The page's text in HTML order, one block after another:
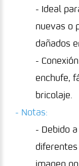
- Ideal
nuevas o
dañados
-
enchufe,
bricolaje.
- Notas:
- Debido